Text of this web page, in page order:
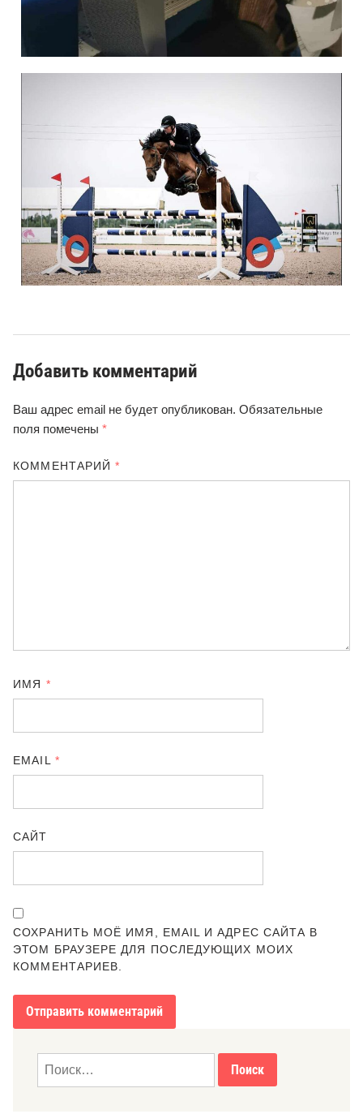
Добавить комментарий
Ваш адрес email не будет опубликован. Обязательные
поля помечены*
КОММЕНТАРИЙ*
ИМЯ *
EMAIL *
САЙТ
СОХРАНИТЬ МОЁ ИМЯ, EMAIL И АДРЕС САЙТА В
ЭТОМ БРАУЗЕРЕ ДЛЯ ПОСЛЕДУЮЩИХ МОИХ
КОММЕНТАРИЕВ.